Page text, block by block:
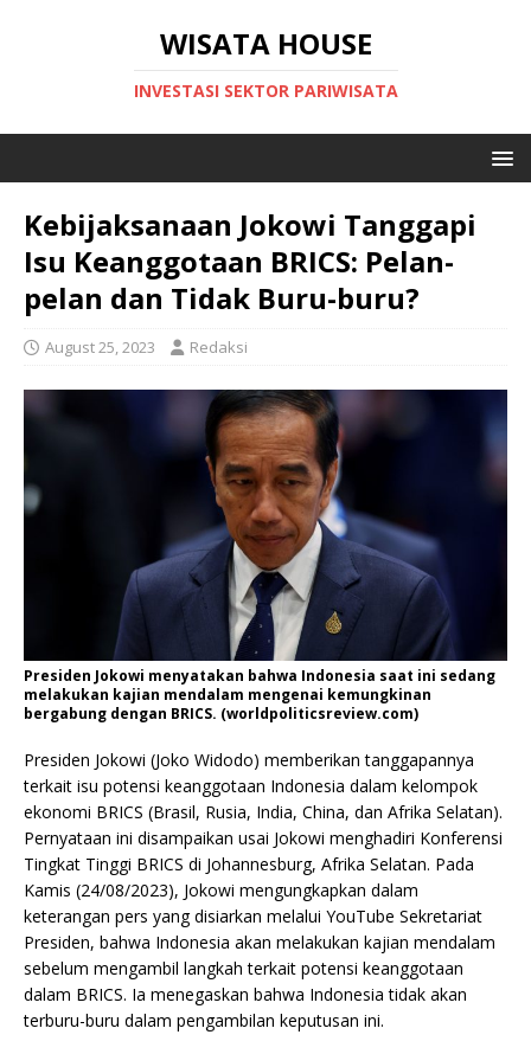
WISATA HOUSE
INVESTASI SEKTOR PARIWISATA
Kebijaksanaan Jokowi Tanggapi
Isu Keanggotaan BRICS: Pelan-
pelan dan Tidak Buru-buru?
August 25, 2023 Redaksi
Presiden Jokowi menyatakan bahwa Indonesia saat ini sedang
melakukan kajian mendalam mengenai kemungkinan
bergabung dengan BRICS. (worldpoliticsreview.com)
Presiden Jokowi (Joko Widodo) memberikan tanggapannya
terkait isu potensi keanggotaan Indonesia dalam kelompok
ekonomi BRICS (Brasil, Rusia, India, China, dan Afrika Selatan).
Pernyataan ini disampaikan usai Jokowi menghadiri Konferensi
Tingkat Tinggi BRICS di Johannesburg, Afrika Selatan. Pada
Kamis (24/08/2023), Jokowi mengungkapkan dalam
keterangan pers yang disiarkan melalui YouTube Sekretariat
Presiden, bahwa Indonesia akan melakukan kajian mendalam
sebelum mengambil langkah terkait potensi keanggotaan
dalam BRICS. Ia menegaskan bahwa Indonesia tidak akan
terburu-buru dalam pengambilan keputusan ini.